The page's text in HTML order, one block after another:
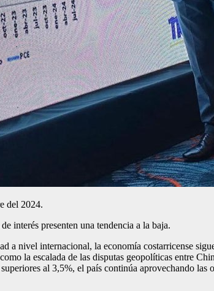
del 2024.
interés presenten una tendencia a la baja.
a nivel internacional, la economía costarricense
la escalada de las disputas geopolíticas entre
al 3,5%, el país continúa aprovechando